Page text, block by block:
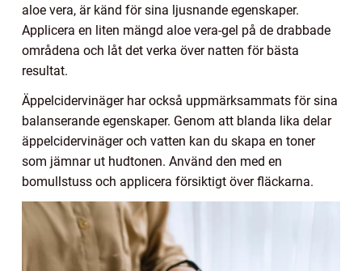
aloe vera, är känd för sina ljusnande egenskaper.
Applicera en liten mängd aloe vera-gel på de drabbade
områdena och låt det verka över natten för bästa
resultat.
Äppelcidervinäger har också uppmärksammats för sina
balanserande egenskaper. Genom att blanda lika delar
äppelcidervinäger och vatten kan du skapa en toner
som jämnar ut hudtonen. Använd den med en
bomullstuss och applicera försiktigt över fläckarna.